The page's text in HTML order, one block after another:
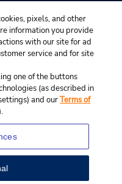
pixels, and other
information you provide
with our site for ad
service and for site
one of the buttons
(as described in
and ourTerms of